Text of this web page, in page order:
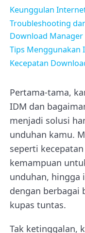
Keunggulan
Troubleshooting
Download Manager
Tips Menggunakan
Kecepatan
Pertama-tama,
IDM dan
menjadi solusi
unduhan kamu.
seperti
kemampuan
unduhan, hingga
dengan berbagai
kupas tuntas.
Tak ketinggalan,